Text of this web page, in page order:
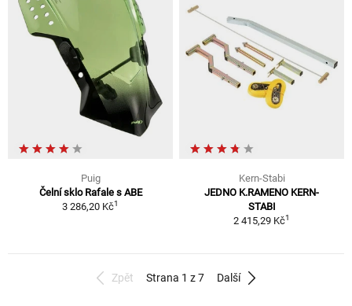
Puig
Čelní sklo Rafale s ABE
3 286,20 Kč1
Kern-Stabi
JEDNO K.RAMENO KERN-
STABI
2 415,29 Kč1
Zpět Strana 1 z 7 Další